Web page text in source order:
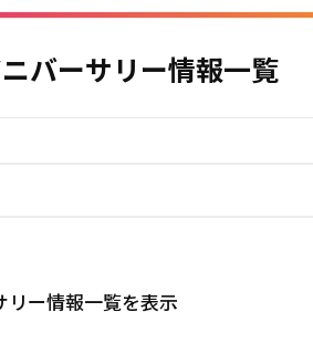
バーサリー情報一覧
リー情報一覧を表示